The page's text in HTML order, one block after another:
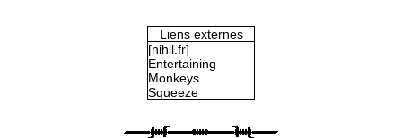
Liens externes
[nihil.fr]
Entertaining
Monkeys
Squeeze